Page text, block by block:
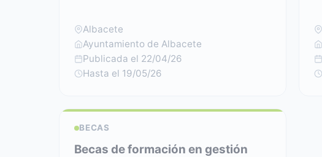
Albacete
Ayuntamiento de Albacete
Publicada el 22/04/26
Hasta el 19/05/26
BECAS
Becas de formación en gestión